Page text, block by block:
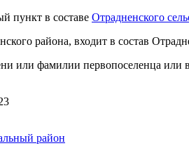
пункт в составе Отрадненского
района, входит в состав
или фамилии первопоселенца или
район